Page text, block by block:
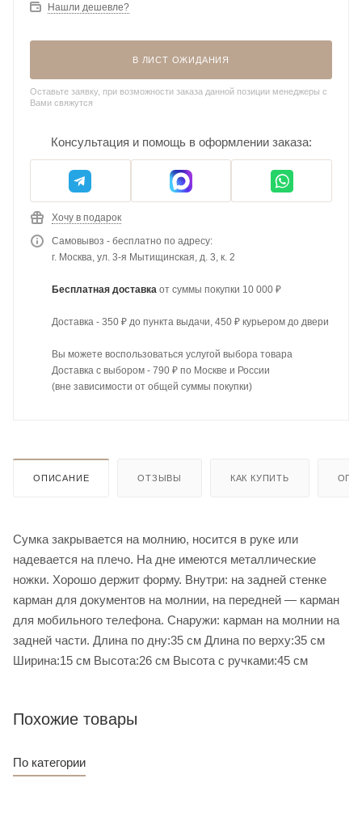
Нашли дешевле?
В ЛИСТ ОЖИДАНИЯ
Оставьте заявку, при возможности заказа данной позиции менеджеры с
Вами свяжутся
Консультация и помощь в оформлении заказа:
Хочу в подарок
Самовывоз - бесплатно по адресу:
г. Москва, ул. 3-я Мытищинская, д. 3, к. 2
Бесплатная доставка от суммы покупки 10 000 ₽
Доставка - 350 ₽ до пункта выдачи, 450 ₽ курьером до двери
Вы можете воспользоваться услугой выбора товара
Доставка с выбором - 790 ₽ по Москве и России
(вне зависимости от общей суммы покупки)
ОПИСАНИЕ ОТЗЫВЫ КАК КУПИТЬ
Сумка закрывается на молнию, носится в руке или
надевается на плечо. На дне имеются металлические
ножки. Хорошо держит форму. Внутри: на задней стенке
карман для документов на молнии, на передней — карман
для мобильного телефона. Снаружи: карман на молнии на
задней части. Длина по дну:35 cм Длина по верху:35 cм
Ширина:15 см Высота:26 см Высота с ручками:45 см
Похожие товары
По категории